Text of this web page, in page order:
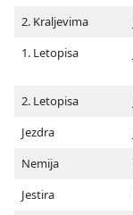
2. Kraljevima
1. Letopisa
2. Letopisa
Jezdra
Nemija
Jestira